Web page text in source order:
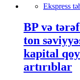
Ekspress
BP və
ton
kapital
artırıblar